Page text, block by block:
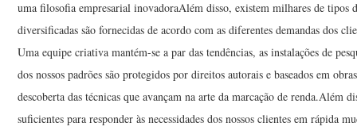
uma filosofia empresarial inovadoraAlém disso, existem milhares de tipos
diversificadas são fornecidas de acordo com as diferentes demandas dos
Uma equipe criativa mantém-se a par das tendências, as instalações de
dos nossos padrões são protegidos por direitos autorais e baseados em
descoberta das técnicas que avançam na arte da marcação de renda.Além
suficientes para responder às necessidades dos nossos clientes em rápida